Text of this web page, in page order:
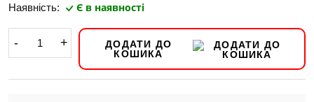
Наявність: Є в наявності
- +
ДОДАТИ ДО
КОШИКА